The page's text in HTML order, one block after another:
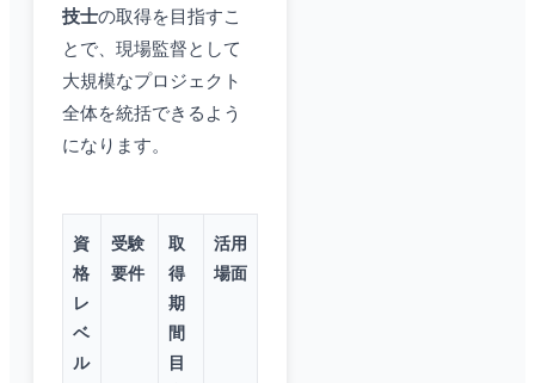
技士の取得を目指すこ
とで、現場監督として
大規模なプロジェクト
全体を統括できるよう
になります。
資
格
レ
ベ
ル
受験
要件
取
得
期
間
目
活用
場面